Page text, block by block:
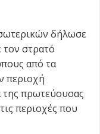
δήλωσε
τον στρατό
από τα
περιοχή
της πρωτεύουσας
περιοχές που